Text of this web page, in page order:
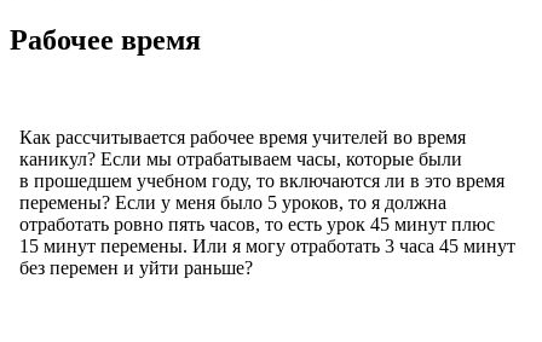
Рабочее время
Как рассчитывается рабочее время учителей во время
каникул? Если мы отрабатываем часы, которые были
в прошедшем учебном году, то включаются ли в это время
перемены? Если у меня было 5 уроков, то я должна
отработать ровно пять часов, то есть урок 45 минут плюс
15 минут перемены. Или я могу отработать 3 часа 45 минут
без перемен и уйти раньше?